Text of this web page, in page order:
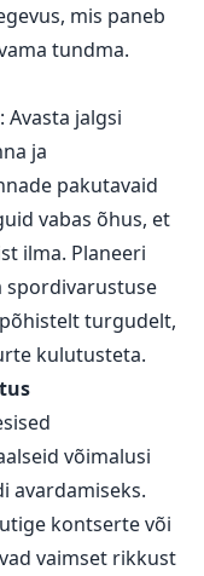
mis paneb
tundma.
Avasta jalgsi
ja
pakutavaid
vabas õhus, et
ilma. Planeeri
spordivarustuse
turgudelt,
kulutusteta.
võimalusi
avardamiseks.
kontserte või
vaimset rikkust